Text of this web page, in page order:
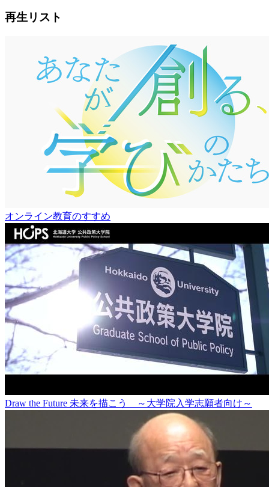
再生リスト
オンライン教育のすすめ
Draw the Future 未来を描こう ～大学院入学志願者向け～